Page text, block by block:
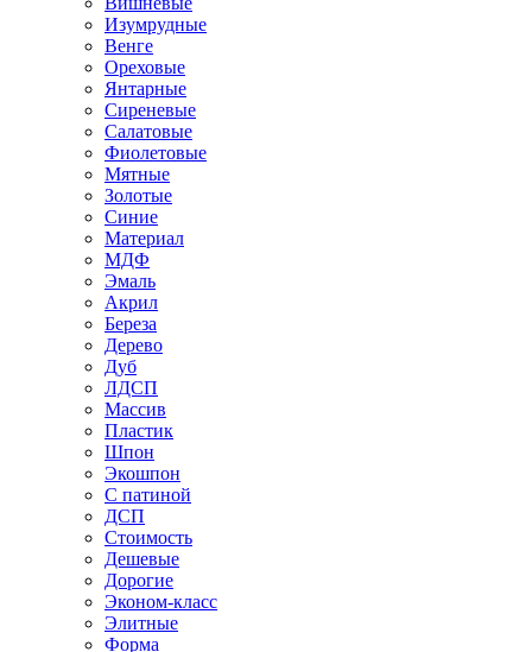
Изумрудные
Венге
Ореховые
Янтарные
Сиреневые
Салатовые
Фиолетовые
Мятные
Золотые
Синие
Материал
МДФ
Эмаль
Акрил
Береза
Дерево
Дуб
ЛДСП
Массив
Пластик
Шпон
Экошпон
С патиной
ДСП
Стоимость
Дешевые
Дорогие
Эконом-класс
Элитные
Форма